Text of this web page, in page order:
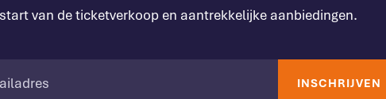
van de ticketverkoop en aantrekkelijke aanbiedingen.